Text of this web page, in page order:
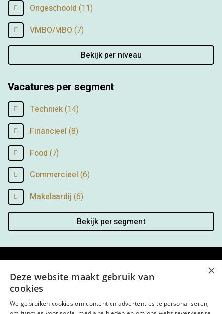
Ongeschoold (11)
VMBO/MBO (7)
Bekijk per niveau
Vacatures per segment
Techniek(14)
Financieel (8)
Food (7)
Commercieel (6)
Makelaardij (6)
Bekijk per segment
Kantoor
×
Deze website maakt gebruik van
cookies
We gebruiken cookies om content en advertenties te personaliseren,